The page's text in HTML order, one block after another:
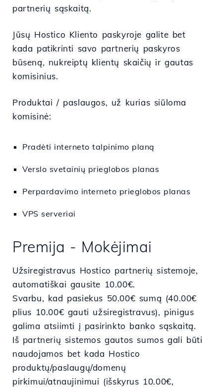
partnerių sąskaitą.
Jūsų Hostico Kliento paskyroje galite bet
kada patikrinti savo partnerių paskyros
būseną, nukreiptų klientų skaičių ir gautas
komisinius.
Produktai / paslaugos, už kurias siūloma
komisinė:
Pradėti interneto talpinimo planą
Verslo svetainių prieglobos planas
Perpardavimo interneto prieglobos planas
VPS serveriai
Premija - Mokėjimai
Užsiregistravus Hostico partnerių sistemoje,
automatiškai gausite 10.00€.
Svarbu, kad pasiekus 50.00€ sumą (40.00€
plius 10.00€ gauti užsiregistravus), pinigus
galima atsiimti į pasirinkto banko sąskaitą.
Iš partnerių sistemos gautos sumos gali būti
naudojamos bet kada Hostico
produktų/paslaugų/domenų
pirkimui/atnaujinimui (išskyrus 10.00€,